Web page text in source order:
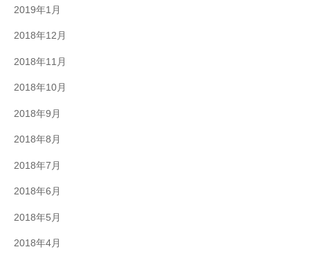
2019年1月
2018年12月
2018年11月
2018年10月
2018年9月
2018年8月
2018年7月
2018年6月
2018年5月
2018年4月